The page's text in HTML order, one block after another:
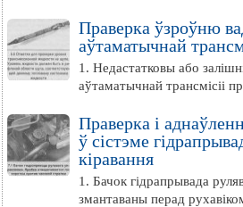
Праверка ўзроўню
аўтаматычнай
1. Недастатковы або
аўтаматычнай трансмісіі
Праверка і
ў сістэме
кіравання
1. Бачок гідрапрывада
змантаваны перад